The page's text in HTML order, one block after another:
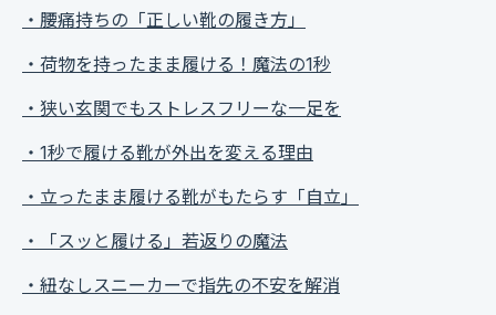
・腰痛持ちの「正しい靴の履き方」
・荷物を持ったまま履ける！魔法の1秒
・狭い玄関でもストレスフリーな一足を
・1秒で履ける靴が外出を変える理由
・立ったまま履ける靴がもたらす「自立」
・「スッと履ける」若返りの魔法
・紐なしスニーカーで指先の不安を解消